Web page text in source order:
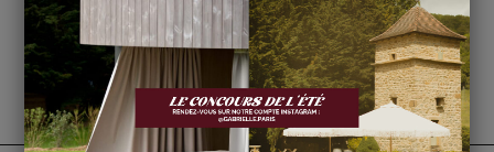
Les retours sont gratuits depuis la France sous 14 jours
après réception (hors soldes).
La livraison est offerte dès 150€ d'achat*
*Hors mobilier, tapis et miroirs